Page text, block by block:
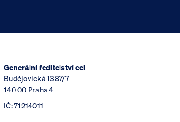
Generální ředitelství cel
Budějovická 1387/7
140 00 Praha 4
IČ: 71214011